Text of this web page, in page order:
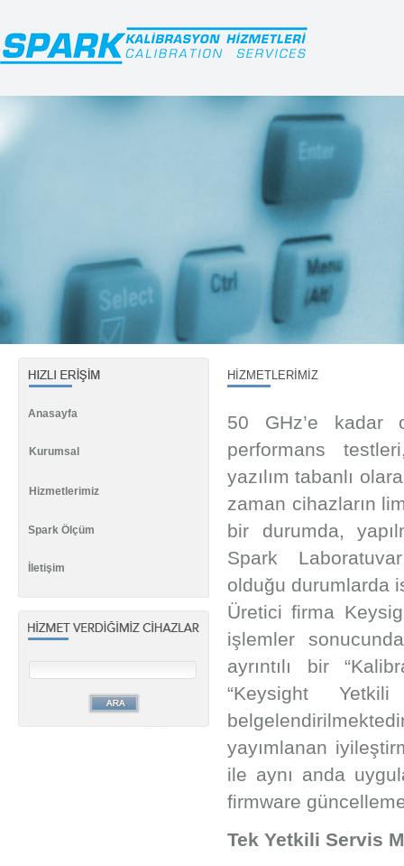
Anasayfa
Kurumsal
Hizmetlerimiz
Spark Ölçüm
İletişim
HİZMETLERİMİZ
50 GHz’e kadar
performans
yazılım tabanlı
zaman cihazların
bir durumda,
Spark
olduğu durumlarda
Üretici firma
işlemler
ayrıntılı bir
“Keysight
yayımlanan
ile aynı anda
firmware
Tek Yetkili Servis